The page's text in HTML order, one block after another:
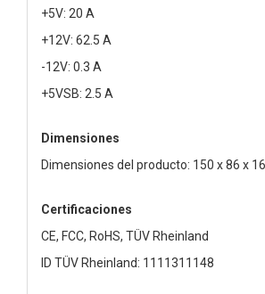
+5V: 20 A
+12V: 62.5 A
-12V: 0.3 A
+5VSB: 2.5 A
Dimensiones
Dimensiones del producto: 150 x 86 x
Certificaciones
CE, FCC, RoHS, TÜV Rheinland
ID TÜV Rheinland: 1111311148